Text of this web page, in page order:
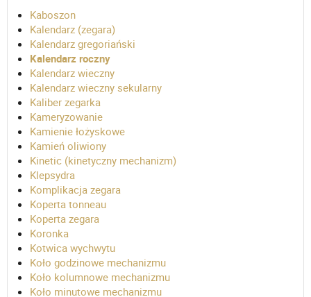
Kaboszon
Kalendarz (zegara)
Kalendarz gregoriański
Kalendarz roczny
Kalendarz wieczny
Kalendarz wieczny sekularny
Kaliber zegarka
Kameryzowanie
Kamienie łożyskowe
Kamień oliwiony
Kinetic (kinetyczny mechanizm)
Klepsydra
Komplikacja zegara
Koperta tonneau
Koperta zegara
Koronka
Kotwica wychwytu
Koło godzinowe mechanizmu
Koło kolumnowe mechanizmu
Koło minutowe mechanizmu